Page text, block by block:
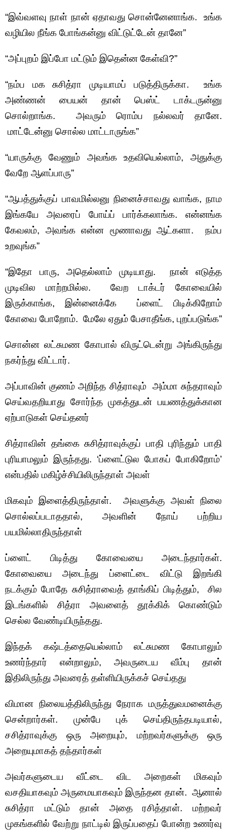
“இவ்வளவு நாள் நான் ஏதாவது சொன்னேனாங்க. உங்க
வழியில நீங்க போங்கன்னு விட்டுட்டேன் தானே”
“அப்புறம் இப்போ மட்டும் இதென்ன கேள்வி?”
“நம்ப மக சுசித்ரா முடியாமப் படுத்திருக்கா. உங்க
அண்ணன் பையன் தான் பெஸ்ட் டாக்டருன்னு
சொல்றாங்க. அவரும் ரொம்ப நல்லவர் தானே.
மாட்டேன்னு சொல்ல மாட்டாருங்க”
“யாருக்கு வேணும் அவங்க உதவியெல்லாம், அதுக்கு
வேறே ஆளப்பாரு”
“ஆபத்துக்குப் பாவமில்லனு நினைச்சாவது வாங்க, நாம
இங்கயே அவரைப் போய்ப் பார்க்கலாங்க. என்னங்க
கேவலம், அவங்க என்ன மூணாவது ஆட்களா. நம்ப
உறவுங்க”
“இதோ பாரு, அதெல்லாம் முடியாது. நான் எடுத்த
முடிவில மாற்றமில்ல. வேற டாக்டர் கோவையில்
இருக்காங்க, இன்னைக்கே ப்ளைட் பிடிக்கிறோம்
கோவை போறோம். மேலே ஏதும் பேசாதீங்க, புறப்படுங்க”
சொன்ன லட்சுமண கோபால் விருட்டென்று அங்கிருந்து
நகர்ந்து விட்டார்.
அப்பாவின் குணம் அறிந்த சித்ராவும் அம்மா சுந்தராவும்
செய்வதறியாது சோர்ந்த முகத்துடன் பயணத்துக்கான
ஏற்பாடுகள் செய்தனர்
சித்ராவின் தங்கை சுசித்ராவுக்குப் பாதி புரிந்தும் பாதி
புரியாமலும் இருந்தது. ‘ப்ளைட்டுல போகப் போகிறோம்’
என்பதில் மகிழ்ச்சியிலிருந்தாள் அவள்
மிகவும் இளைத்திருந்தாள். அவளுக்கு அவள் நிலை
சொல்லப்படாததால், அவளின் நோய் பற்றிய
பயமில்லாதிருந்தாள்
ப்ளைட் பிடித்து கோவையை அடைந்தார்கள்.
கோவையை அடைந்து ப்ளைட்டை விட்டு இறங்கி
நடக்கும் போதே சுசித்ராவைத் தாங்கிப் பிடித்தும், சில
இடங்களில் சித்ரா அவளைத் தூக்கிக் கொண்டும்
செல்ல வேண்டியிருந்தது.
இந்தக் கஷ்டத்தையெல்லாம் லட்சுமண கோபாலும்
உணர்ந்தார் என்றாலும், அவருடைய வீம்பு தான்
இதிலிருந்து அவரைத் தள்ளியிருக்கச் செய்தது
விமான நிலையத்திலிருந்து நேராக மருத்துவமனைக்கு
சென்றார்கள். முன்பே புக் செய்திருந்தபடியால்,
சசித்ராவுக்கு ஒரு அறையும், மற்றவர்களுக்கு ஒரு
அறையுமாகத் தந்தார்கள்
அவர்களுடைய வீட்டை விட அறைகள் மிகவும்
வசதியாகவும் அருமையாகவும் இருந்தன தான். ஆனால்
சுசித்ரா மட்டும் தான் அதை ரசித்தாள். மற்றவர்
முகங்களில் வேற்று நாட்டில் இருப்பதைப் போன்ற உணர்வு